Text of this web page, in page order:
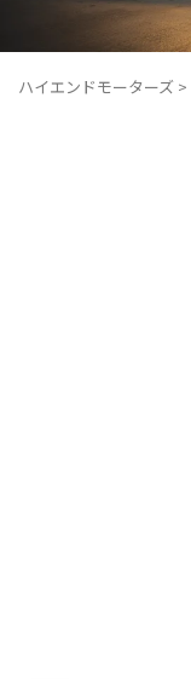
ハイエンドモーターズ >